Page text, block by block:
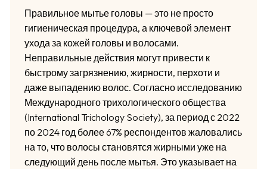
Правильное мытье головы — это не просто
гигиеническая процедура, а ключевой элемент
ухода за кожей головы и волосами.
Неправильные действия могут привести к
быстрому загрязнению, жирности, перхоти и
даже выпадению волос. Согласно исследованию
Международного трихологического общества
(International Trichology Society), за период с 2022
по 2024 год более 67% респондентов жаловались
на то, что волосы становятся жирными уже на
следующий день после мытья. Это указывает на